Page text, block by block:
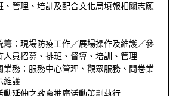
、管理、培訓及配合文化局填報相關志願
籌：現場防疫工作／展場操作及維護／參
人員招募、排班、督導、培訓、管理
業務：服務中心管理、觀眾服務、問卷業
維護
動延伸之教育推廣活動策劃執行